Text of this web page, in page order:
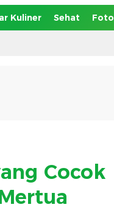
Kuliner Sehat Foto
Cocok